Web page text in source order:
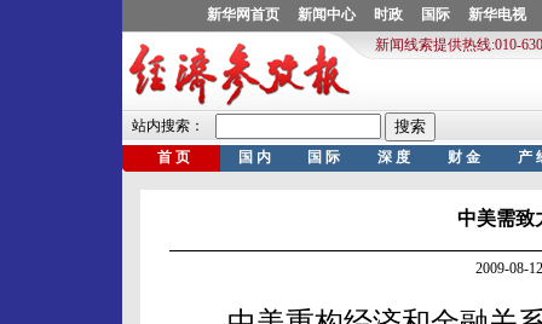
中美需致
2009-08-